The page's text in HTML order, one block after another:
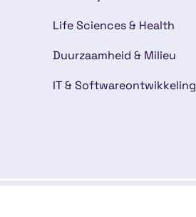
Life Sciences & Health
Duurzaamheid & Milieu
IT & Softwareontwikkeling